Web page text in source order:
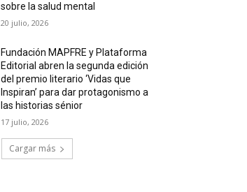
sobre la salud mental
20 julio, 2026
Fundación MAPFRE y Plataforma
Editorial abren la segunda edición
del premio literario ‘Vidas que
Inspiran’ para dar protagonismo a
las historias sénior
17 julio, 2026
Cargar más